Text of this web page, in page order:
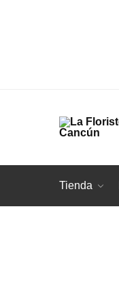
Tienda